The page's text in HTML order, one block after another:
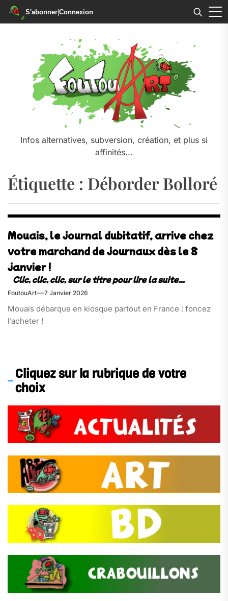
S'abonner|Connexion
Infos alternatives, subversion, création, et plus si
affinités...
Étiquette : Déborder Bolloré
Mouais, le journal dubitatif, arrive chez
votre marchand de journaux dès le 8
janvier !
FoutouArt 7 Janvier 2026
Mouais débarque en kiosque partout en France : foncez
l’acheter !
Cliquez sur la rubrique de votre
choix